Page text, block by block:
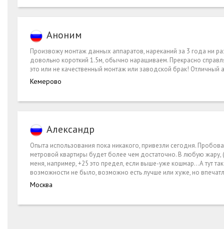
Аноним
Произвожу монтаж данных аппаратов, нареканий за 3 года ни
довольно короткий 1.5м, обычно наращиваем. Прекрасно
это или не качественный монтаж или заводской брак! Отличный
Кемерово
Александр
Опыта использования пока никакого, привезли сегодня.
метровой квартиры будет более чем достаточно. В любую
меня, например, +25 это предел, если выше-уже кошмар...А тут
возможности не было, возможно есть лучше или хуже, но
Москва